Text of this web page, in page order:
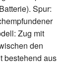
einen
Spur:
Zug mit
den
bestehend aus